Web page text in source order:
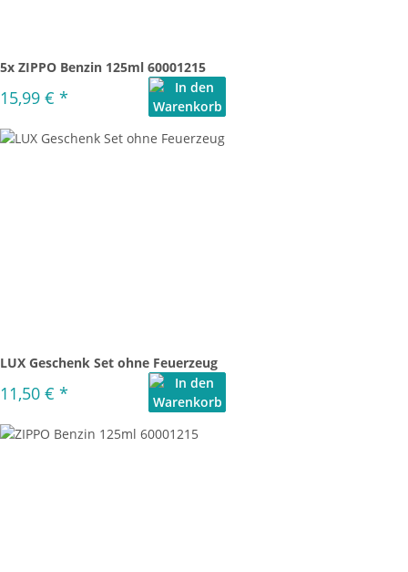
5x ZIPPO Benzin 125ml 60001215
15,99 € *
LUX Geschenk Set ohne Feuerzeug
11,50 € *